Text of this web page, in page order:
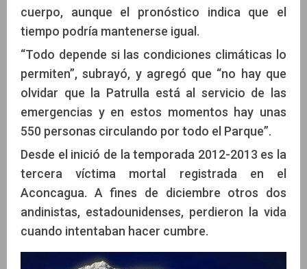
cuerpo, aunque el pronóstico indica que el
tiempo podría mantenerse igual.
“Todo depende si las condiciones climáticas lo
permiten”, subrayó, y agregó que “no hay que
olvidar que la Patrulla está al servicio de las
emergencias y en estos momentos hay unas
550 personas circulando por todo el Parque”.
Desde el inició de la temporada 2012-2013 es la
tercera víctima mortal registrada en el
Aconcagua. A fines de diciembre otros dos
andinistas, estadounidenses, perdieron la vida
cuando intentaban hacer cumbre.